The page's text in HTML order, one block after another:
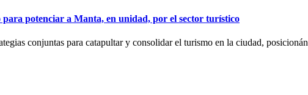
para potenciar a Manta, en unidad, por el sector turístico
conjuntas para catapultar y consolidar el turismo en la ciudad,